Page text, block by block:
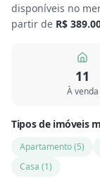
disponíveis no
partir de R$
11
À venda
Tipos de imóveis
Apartamento(5)
Casa (1)